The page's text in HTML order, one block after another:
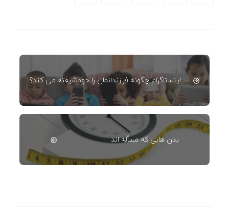
اینستاگرام چگونه فرزندانمان را خودشیفته می کند؟
بدن هایی که مسأله اند